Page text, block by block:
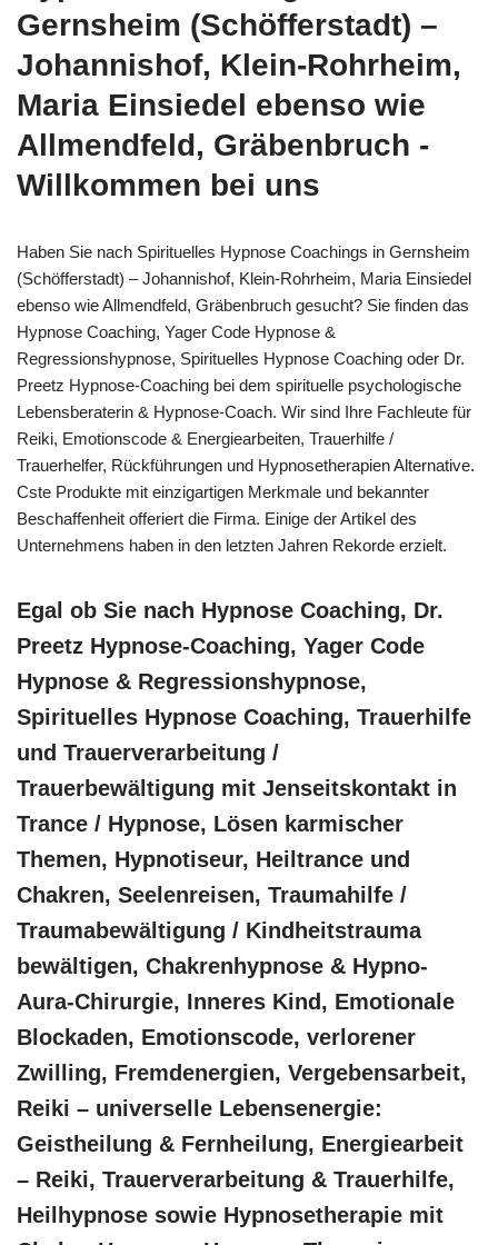
Gernsheim (Schöfferstadt) –
Johannishof, Klein-Rohrheim,
Maria Einsiedel ebenso wie
Allmendfeld, Gräbenbruch -
Willkommen bei uns
Haben Sie nach Spirituelles Hypnose Coachings in Gernsheim
(Schöfferstadt) – Johannishof, Klein-Rohrheim, Maria Einsiedel
ebenso wie Allmendfeld, Gräbenbruch gesucht? Sie finden das
Hypnose Coaching, Yager Code Hypnose &
Regressionshypnose, Spirituelles Hypnose Coaching oder Dr.
Preetz Hypnose-Coaching bei dem spirituelle psychologische
Lebensberaterin & Hypnose-Coach. Wir sind Ihre Fachleute für
Reiki, Emotionscode & Energiearbeiten, Trauerhilfe /
Trauerhelfer, Rückführungen und Hypnosetherapien Alternative.
Cste Produkte mit einzigartigen Merkmale und bekannter
Beschaffenheit offeriert die Firma. Einige der Artikel des
Unternehmens haben in den letzten Jahren Rekorde erzielt.
Egal ob Sie nach Hypnose Coaching, Dr.
Preetz Hypnose-Coaching, Yager Code
Hypnose & Regressionshypnose,
Spirituelles Hypnose Coaching, Trauerhilfe
und Trauerverarbeitung /
Trauerbewältigung mit Jenseitskontakt in
Trance / Hypnose, Lösen karmischer
Themen, Hypnotiseur, Heiltrance und
Chakren, Seelenreisen, Traumahilfe /
Traumabewältigung / Kindheitstrauma
bewältigen, Chakrenhypnose & Hypno-
Aura-Chirurgie, Inneres Kind, Emotionale
Blockaden, Emotionscode, verlorener
Zwilling, Fremdenergien, Vergebensarbeit,
Reiki – universelle Lebensenergie:
Geistheilung & Fernheilung, Energiearbeit
– Reiki, Trauerverarbeitung & Trauerhilfe,
Heilhypnose sowie Hypnosetherapie mit